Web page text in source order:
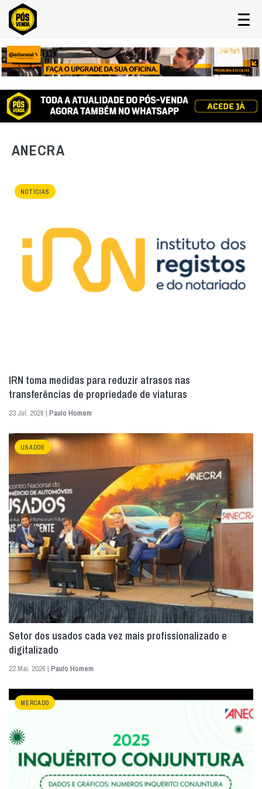
ANECRA
NOTÍCIAS
IRN toma medidas para reduzir atrasos nas
transferências de propriedade de viaturas
23 Jul. 2026 | Paulo Homem
USADOS
Setor dos usados cada vez mais profissionalizado e
digitalizado
22 Mai. 2026 | Paulo Homem
MERCADO